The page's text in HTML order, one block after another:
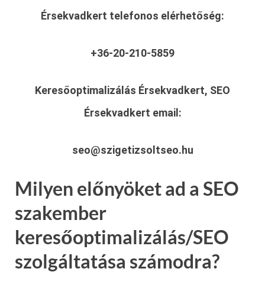
Érsekvadkert telefonos elérhetőség:
+36-20-210-5859
Keresőoptimalizálás Érsekvadkert, SEO
Érsekvadkert email:
seo@szigetizsoltseo.hu
Milyen előnyöket ad a SEO
szakember
keresőoptimalizálás/SEO
szolgáltatása számodra?